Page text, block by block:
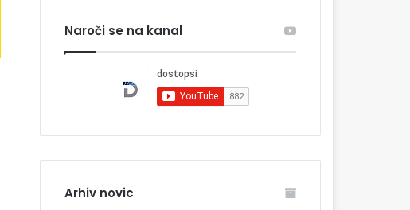
Naroči se na kanal
Arhiv novic